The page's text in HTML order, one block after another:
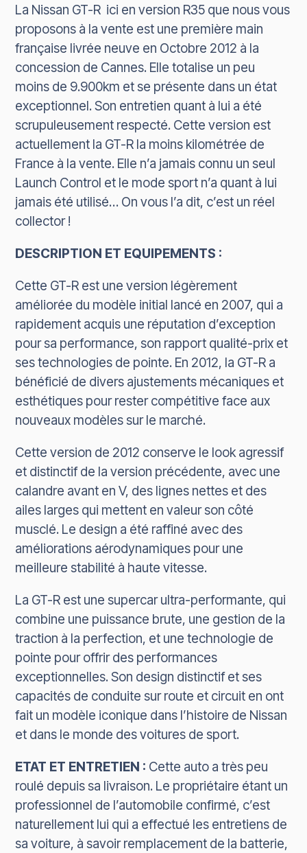
La Nissan GT-R ici en version R35 que nous vous
proposons à la vente est une première main
française livrée neuve en Octobre 2012 à la
concession de Cannes. Elle totalise un peu
moins de 9.900km et se présente dans un état
exceptionnel. Son entretien quant à lui a été
scrupuleusement respecté. Cette version est
actuellement la GT-R la moins kilométrée de
France à la vente. Elle n’a jamais connu un seul
Launch Control et le mode sport n’a quant à lui
jamais été utilisé… On vous l’a dit, c’est un réel
collector !
DESCRIPTION ET EQUIPEMENTS :
Cette GT-R est une version légèrement
améliorée du modèle initial lancé en 2007, qui a
rapidement acquis une réputation d’exception
pour sa performance, son rapport qualité-prix et
ses technologies de pointe. En 2012, la GT-R a
bénéficié de divers ajustements mécaniques et
esthétiques pour rester compétitive face aux
nouveaux modèles sur le marché.
Cette version de 2012 conserve le look agressif
et distinctif de la version précédente, avec une
calandre avant en V, des lignes nettes et des
ailes larges qui mettent en valeur son côté
musclé. Le design a été raffiné avec des
améliorations aérodynamiques pour une
meilleure stabilité à haute vitesse.
La GT-R est une supercar ultra-performante, qui
combine une puissance brute, une gestion de la
traction à la perfection, et une technologie de
pointe pour offrir des performances
exceptionnelles. Son design distinctif et ses
capacités de conduite sur route et circuit en ont
fait un modèle iconique dans l’histoire de Nissan
et dans le monde des voitures de sport.
ETAT ET ENTRETIEN : Cette auto a très peu
roulé depuis sa livraison. Le propriétaire étant un
professionnel de l’automobile confirmé, c’est
naturellement lui qui a effectué les entretiens de
sa voiture, à savoir remplacement de la batterie,